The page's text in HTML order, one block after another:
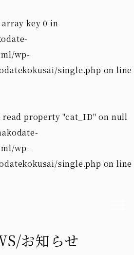
key 0 in
wp-
single.php on line
read property "cat_ID" on null
wp-
single.php on line
/お知らせ